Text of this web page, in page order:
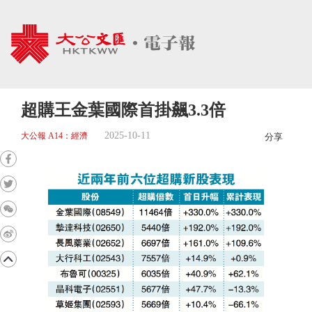
超購王金葉國際首掛飆3.3倍
大公報 A14：經濟 2025-10-11 分享